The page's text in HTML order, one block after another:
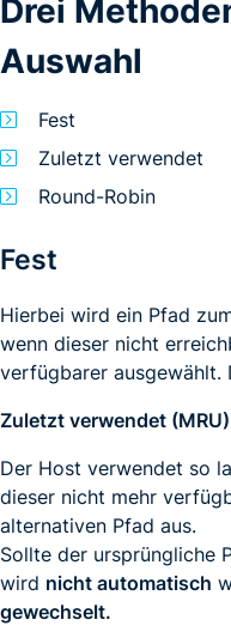
Drei
Auswahl
Fest
Zuletzt verwendet
Round-Robin
Fest
Hierbei wird ein Pfad
wenn dieser nicht
verfügbarer ausgewählt.
Zuletzt verwendet (MRU)
Der Host verwendet so
dieser nicht mehr
alternativen Pfad aus.
Sollte der ursprüngliche
wird nicht automatisch
gewechselt.